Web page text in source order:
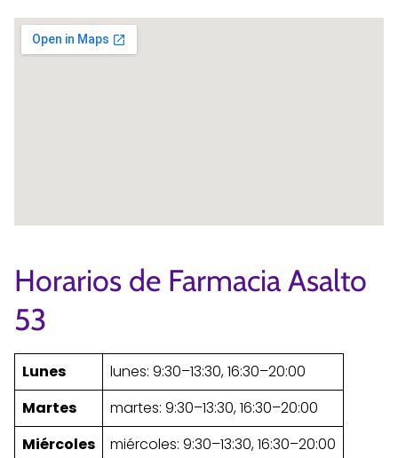
Horarios de Farmacia Asalto
53
Lunes
lunes: 9:30–13:30, 16:30–20:00
Martes
martes: 9:30–13:30, 16:30–20:00
Miércoles
miércoles: 9:30–13:30, 16:30–20:00